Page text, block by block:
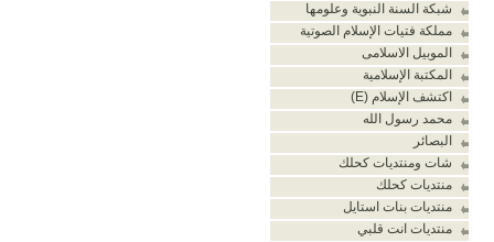
شبكة السنة النبوية وعلومها
مملكة فتيات الإسلام الصوتية
الموبيل الاسلامى
المكتبة الإسلامية
اكتشف الإسلام (E)
محمد رسول الله
البصائر
شات ومنتديات كحلك
منتديات كحلك
منتديات بنات استايل
منتديات انت قلبي